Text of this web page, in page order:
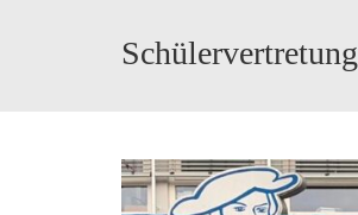
Schülervertretung